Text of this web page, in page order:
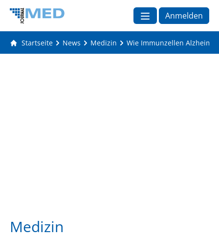
Anmelden
Startseite News Medizin Wie Immunzellen
Medizin